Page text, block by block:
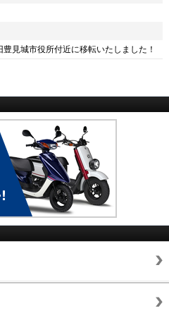
見城市役所付近に移転いたしました！